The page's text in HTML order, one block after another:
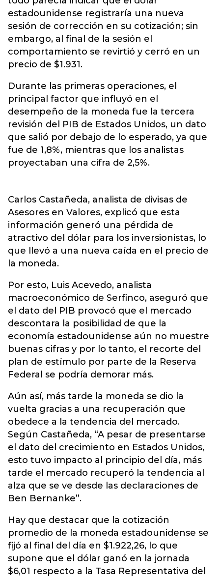
estadounidense registraría una nueva
sesión de corrección en su cotización; sin
embargo, al final de la sesión el
comportamiento se revirtió y cerró en un
precio de $1.931.
Durante las primeras operaciones, el
principal factor que influyó en el
desempeño de la moneda fue la tercera
revisión del PIB de Estados Unidos, un dato
que salió por debajo de lo esperado, ya que
fue de 1,8%, mientras que los analistas
proyectaban una cifra de 2,5%.
Carlos Castañeda, analista de divisas de
Asesores en Valores, explicó que esta
información generó una pérdida de
atractivo del dólar para los inversionistas, lo
que llevó a una nueva caída en el precio de
la moneda.
Por esto, Luis Acevedo, analista
macroeconómico de Serfinco, aseguró que
el dato del PIB provocó que el mercado
descontara la posibilidad de que la
economía estadounidense aún no muestre
buenas cifras y por lo tanto, el recorte del
plan de estímulo por parte de la Reserva
Federal se podría demorar más.
Aún así, más tarde la moneda se dio la
vuelta gracias a una recuperación que
obedece a la tendencia del mercado.
Según Castañeda, “A pesar de presentarse
el dato del crecimiento en Estados Unidos,
esto tuvo impacto al principio del día, más
tarde el mercado recuperó la tendencia al
alza que se ve desde las declaraciones de
Ben Bernanke”.
Hay que destacar que la cotización
promedio de la moneda estadounidense se
fijó al final del día en $1.922,26, lo que
supone que el dólar ganó en la jornada
$6,01 respecto a la Tasa Representativa del